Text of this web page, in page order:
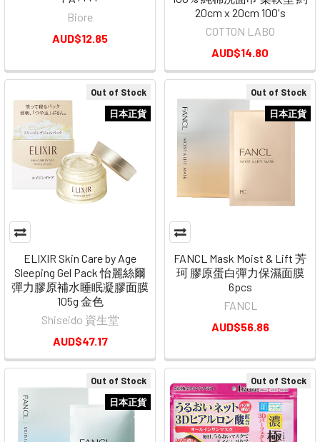
Biore
AUD$12.85
20cm x 20cm 100's
COTTON LABO
AUD$14.80
Out of Stock
日本正貨
ELIXIR Skin Care by Age
Sleeping Gel Pack 怡麗絲爾
彈力膠原補水睡眠凝膠面膜
105g 金色
Shiseido 資生堂
AUD$47.17
Out of Stock
日本正貨
FANCL Mask Moist & Lift 芳
珂 膠原蛋白彈力保濕面膜
6pcs
FANCL
AUD$56.86
Out of Stock
日本正貨
Out of Stock